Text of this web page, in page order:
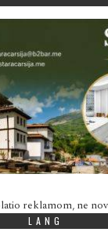
reklamom, ne
LANG